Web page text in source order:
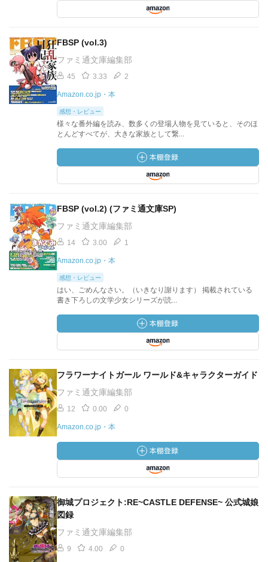
FBSP (vol.3)
ファミ通文庫編集部
45 3.33 2
Amazon.co.jp・本
感想・レビュー
様々な番外編を読み、数多くの登場人物を見ていると、そのほ
とんどすべてが、大きな家族として繋...
FBSP (vol.2) (ファミ通文庫SP)
ファミ通文庫編集部
14 3.00 1
Amazon.co.jp・本
感想・レビュー
はい、ごめんなさい。（いきなり謝ります） 掲載されている
書き下ろしの文学少女シリーズが読...
フラワーナイトガール ワールド&キャラクターガイド
ファミ通文庫編集部
12 0.00 0
Amazon.co.jp・本
御城プロジェクト:RE~CASTLE DEFENSE~ 公式城娘
図録
ファミ通文庫編集部
9 4.00 0